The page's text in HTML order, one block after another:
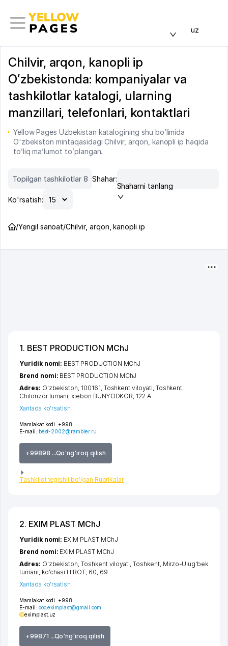
uz
Chilvir, arqon, kanopli ip
Oʻzbekistonda: kompaniyalar va
tashkilotlar katalogi, ularning
manzillari, telefonlari, kontaktlari
Yellow Pages Uzbekistan katalogining shu bo’limida
O'zbekiston mintaqasidagi Chilvir, arqon, kanopli ip haqida
to’liq ma’lumot to’plangan.
Topilgan tashkilotlar 8 Shahar:
Shaharni tanlang
Ko'rsatish:
/Yengil sanoat/Chilvir, arqon, kanopli ip
1. BEST PRODUCTION MChJ
Mamlakat kodi: +998
E-mail: best-2002@rambler.ru
+99898 ...Qo'ng'iroq qilish
Tashkilot tegishli bo'lgan Rubrikalar
Yuridik nomi: BEST PRODUCTION MChJ
Brend nomi: BEST PRODUCTION MChJ
Adres: O'zbekiston, 100161, Toshkent viloyati, Toshkent,
Chilonzor tumani,xiеbon BUNYODKOR, 122 A
Xaritada ko'rsatish
2. EXIM PLAST MChJ
Mamlakat kodi: +998
E-mail: ooo.eximplast@gmail.com
eximplast.uz
+99871 ...Qo'ng'iroq qilish
Yuridik nomi: EXIM PLAST MChJ
Brend nomi: EXIM PLAST MChJ
Adres: O'zbekiston,Toshkent viloyati,Toshkent, Mirzo-Ulug'bek
tumani, ko'chasi HIROT, 60, 69
Xaritada ko'rsatish